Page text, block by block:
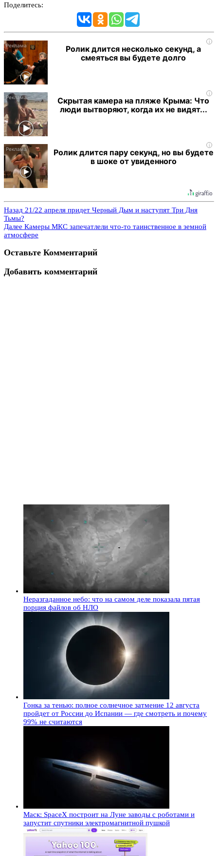
Поделитесь:
i
Ролик длится несколько секунд, а
смеяться вы будете долго
i
Скрытая камера на пляже Крыма: Что
люди вытворяют, когда их не видят...
i
Ролик длится пару секунд, но вы будете
в шоке от увиденного
Назад 21/22 апреля придет Черный Дым и наступят Три Дня
Тьмы?
Далее Камеры МКС запечатлели что-то таинственное в земной
атмосфере
Оставьте Комментарий
Добавить комментарий
Неразгаданное небо: что на самом деле показала пятая
порция файлов об НЛО
Гонка за тенью: полное солнечное затмение 12 августа
пройдет от России до Испании — где смотреть и почему
99% не считаются
Маск: SpaceX построит на Луне заводы с роботами и
запустит спутники электромагнитной пушкой